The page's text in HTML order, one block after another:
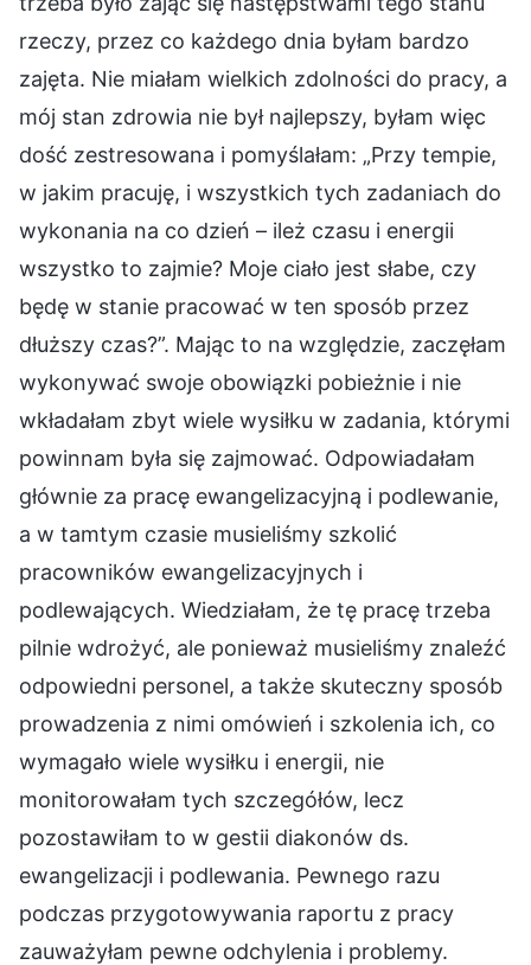
rzeczy, przez co każdego dnia byłam bardzo
zajęta. Nie miałam wielkich zdolności do pracy, a
mój stan zdrowia nie był najlepszy, byłam więc
dość zestresowana i pomyślałam: „Przy tempie,
w jakim pracuję, i wszystkich tych zadaniach do
wykonania na co dzień – ileż czasu i energii
wszystko to zajmie? Moje ciało jest słabe, czy
będę w stanie pracować w ten sposób przez
dłuższy czas?”. Mając to na względzie, zaczęłam
wykonywać swoje obowiązki pobieżnie i nie
wkładałam zbyt wiele wysiłku w zadania, którymi
powinnam była się zajmować. Odpowiadałam
głównie za pracę ewangelizacyjną i podlewanie,
a w tamtym czasie musieliśmy szkolić
pracowników ewangelizacyjnych i
podlewających. Wiedziałam, że tę pracę trzeba
pilnie wdrożyć, ale ponieważ musieliśmy znaleźć
odpowiedni personel, a także skuteczny sposób
prowadzenia z nimi omówień i szkolenia ich, co
wymagało wiele wysiłku i energii, nie
monitorowałam tych szczegółów, lecz
pozostawiłam to w gestii diakonów ds.
ewangelizacji i podlewania. Pewnego razu
podczas przygotowywania raportu z pracy
zauważyłam pewne odchylenia i problemy.